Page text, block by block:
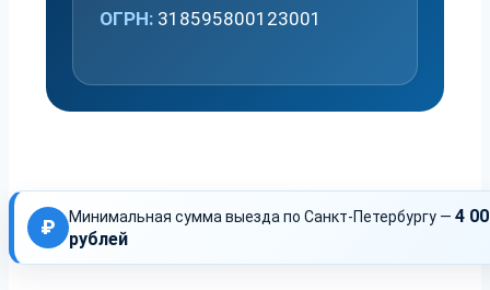
ОГРН: 318595800123001
₽ Минимальная сумма выезда по Санкт-Петербургу — 4
рублей